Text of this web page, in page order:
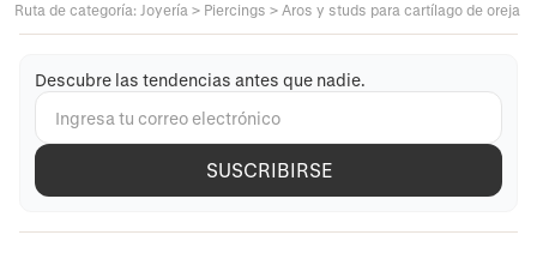
Ruta de categoría: Joyería > Piercings > Aros y studs para cartílago de oreja
Descubre las tendencias antes que nadie.
SUSCRIBIRSE